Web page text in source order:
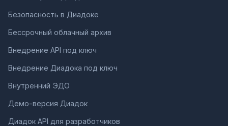
Безопасность в Диадоке
Бессрочный облачный архив
Внедрение API под ключ
Внедрение Диадока под ключ
Внутренний ЭДО
Демо-версия Диадок
Диадок API для разработчиков